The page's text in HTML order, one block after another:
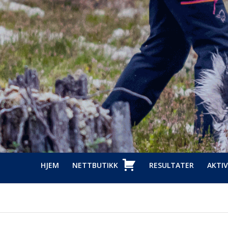
HJEM NETTBUTIKK RESULTATER